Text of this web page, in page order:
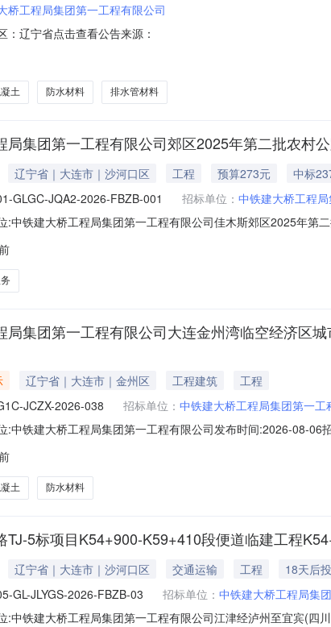
桥工程局集团第一工程有限公司
：辽宁省点击查看公告来源：
土 防水材料 排水管材料
局集团第一工程有限公司郊区2025年第二批农村
辽宁省｜大连市｜沙河口区 工程 预算273元
中标
GLGC-JQA2-2026-FBZB-001 招标单位： 中铁建大桥工程
:中铁建大桥工程局集团第一工程有限公司佳木斯郊区2025年第
部招标方式公开招标招标主管部门中铁建大桥工程局集团第一
局集团第一工程有限公司大连金州湾临空经济区
辽宁省｜大连市｜金州区 工程建筑
工程
JCZX-2026-038 招标单位： 中铁建大桥工程局集团第一工
:中铁建大桥工程局集团第一工程有限公司发布时间:2026-08-
）进行线上公开开标，评标委员会根据相关法律、法规
土 防水材料
TJ-5标项目K54+900-K59+410段便道临建工程
辽宁省｜大连市｜沙河口区 交通运输 工程
18天后
GL-JLYGS-2026-FBZB-03 招标单位： 中铁建大桥工程局集
:中铁建大桥工程局集团第一工程有限公司江津经泸州至宜宾(